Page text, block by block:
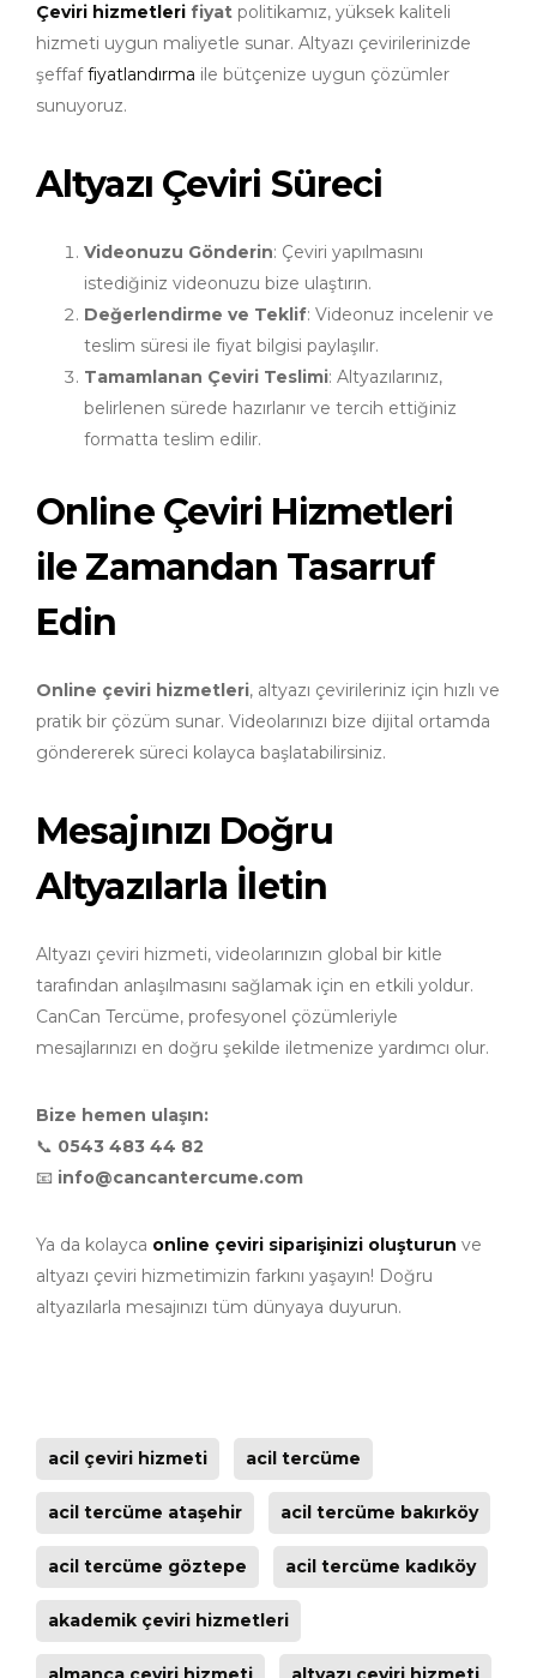
Çeviri hizmetleri fiyat politikamız, yüksek kaliteli
hizmeti uygun maliyetle sunar. Altyazı çevirilerinizde
şeffaffiyatlandırma ile bütçenize uygun çözümler
sunuyoruz.
Altyazı Çeviri Süreci
Videonuzu Gönderin: Çeviri yapılmasını
istediğiniz videonuzu bize ulaştırın.
Değerlendirme ve Teklif: Videonuz incelenir ve
teslim süresi ile fiyat bilgisi paylaşılır.
Tamamlanan Çeviri Teslimi: Altyazılarınız,
belirlenen sürede hazırlanır ve tercih ettiğiniz
formatta teslim edilir.
Online Çeviri Hizmetleri
ile Zamandan Tasarruf
Edin
Online çeviri hizmetleri, altyazı çevirileriniz için hızlı ve
pratik bir çözüm sunar. Videolarınızı bize dijital ortamda
göndererek süreci kolayca başlatabilirsiniz.
Mesajınızı Doğru
Altyazılarla İletin
Altyazı çeviri hizmeti, videolarınızın global bir kitle
tarafından anlaşılmasını sağlamak için en etkili yoldur.
CanCan Tercüme, profesyonel çözümleriyle
mesajlarınızı en doğru şekilde iletmenize yardımcı olur.
Bize hemen ulaşın:
📞 0543 483 44 82
📧 info@cancantercume.com
Ya da kolayca online çeviri siparişinizi oluşturun ve
altyazı çeviri hizmetimizin farkını yaşayın! Doğru
altyazılarla mesajınızı tüm dünyaya duyurun.
acil çeviri hizmeti acil tercüme
acil tercüme ataşehir acil tercüme bakırköy
acil tercüme göztepe acil tercüme kadıköy
akademik çeviri hizmetleri